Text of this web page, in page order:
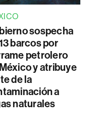
sospecha
barcos por
petrolero
y atribuye
de la
a
naturales